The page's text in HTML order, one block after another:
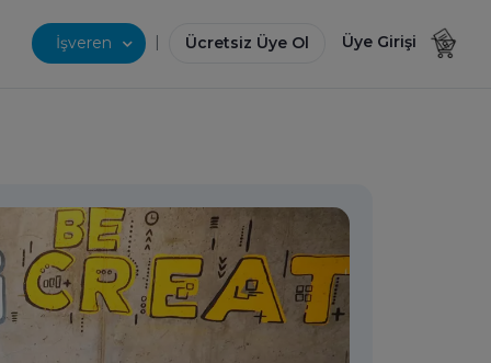
İşveren | Ücretsiz Üye Ol Üye Girişi